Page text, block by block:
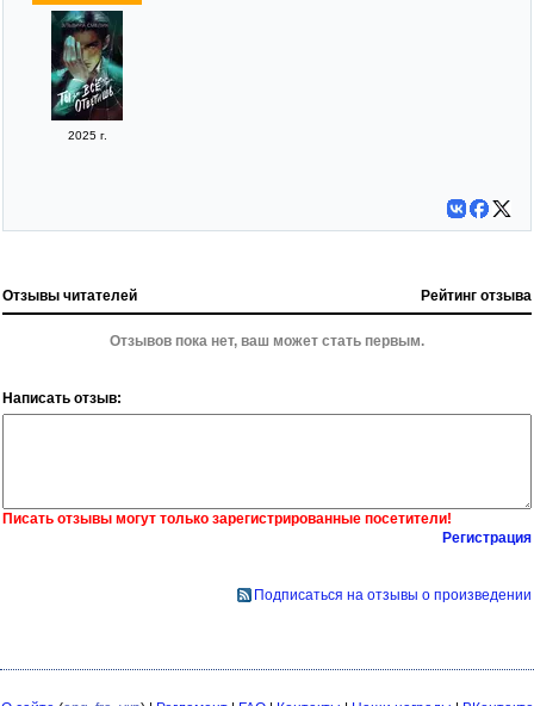
2025 г.
Отзывы читателей Рейтинг отзыва
Отзывов пока нет, ваш может стать первым.
Написать отзыв:
Писать отзывы могут только зарегистрированные посетители!
Регистрация
Подписаться на отзывы о произведении